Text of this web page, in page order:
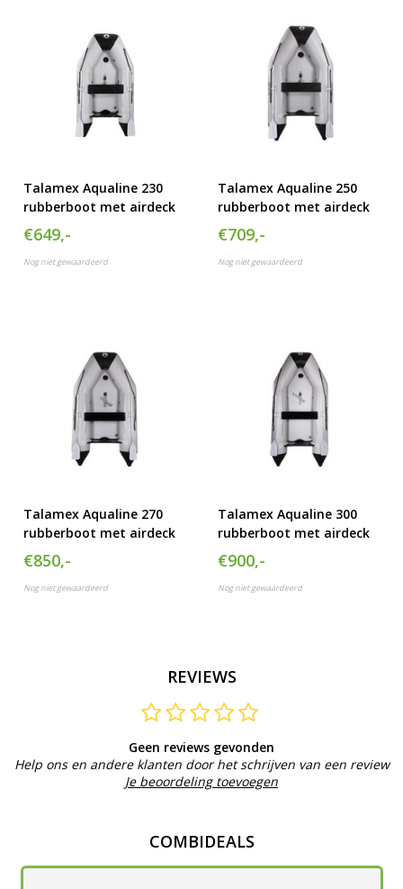
Talamex Aqualine 230
rubberboot met airdeck
€649,-
Nog niet gewaardeerd
Talamex Aqualine 250
rubberboot met airdeck
€709,-
Nog niet gewaardeerd
Talamex Aqualine 270
rubberboot met airdeck
€850,-
Nog niet gewaardeerd
Talamex Aqualine 300
rubberboot met airdeck
€900,-
Nog niet gewaardeerd
REVIEWS
Geen reviews gevonden
Help ons en andere klanten door het schrijven van een review
Je beoordeling toevoegen
COMBIDEALS